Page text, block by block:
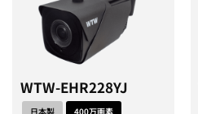
WTW-EHR228YJ
日本製
400万画素